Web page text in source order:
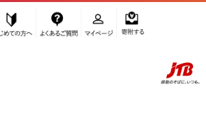
ふるぽ JTBのふるさと納税サイト